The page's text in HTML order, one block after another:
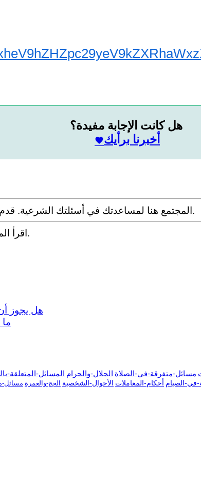
هل كانت الإجابة مفيدة؟
أخبرنا برأيك
المجتمع هنا لمساعدتك في أسئلتك الشرعية. قدم سؤالك مع التفاصيل وشارك ما توصلت إليه عبر البحث.
اقرأ.
هل يجوز
مسائل-متفرقة-في-الصلاة الحلال-والحرام المسائل-المتعلقة-
في-الصيام أحكام-المعاملات الأحوال-الشخصية الحج-والعمرة مسائل-